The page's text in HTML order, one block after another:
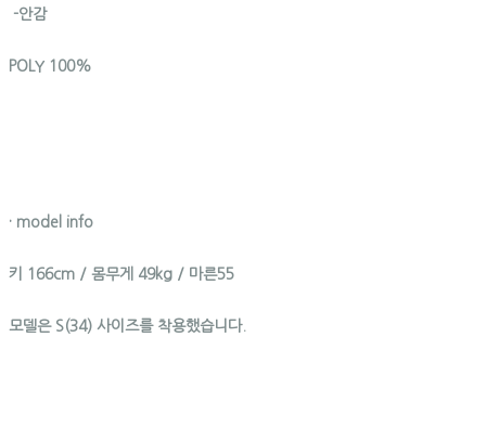
-안감
POLY 100%
· model info
키 166cm / 몸무게 49kg / 마른55
모델은 S(34) 사이즈를 착용했습니다.